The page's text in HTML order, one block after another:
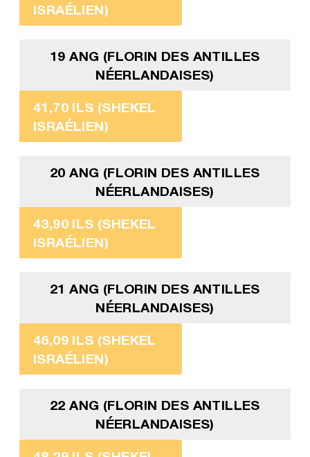
ISRAÉLIEN)
19 ANG (FLORIN DES ANTILLES
NÉERLANDAISES)
41,70 ILS (SHEKEL
ISRAÉLIEN)
20 ANG (FLORIN DES ANTILLES
NÉERLANDAISES)
43,90 ILS (SHEKEL
ISRAÉLIEN)
21 ANG (FLORIN DES ANTILLES
NÉERLANDAISES)
46,09 ILS (SHEKEL
ISRAÉLIEN)
22 ANG (FLORIN DES ANTILLES
NÉERLANDAISES)